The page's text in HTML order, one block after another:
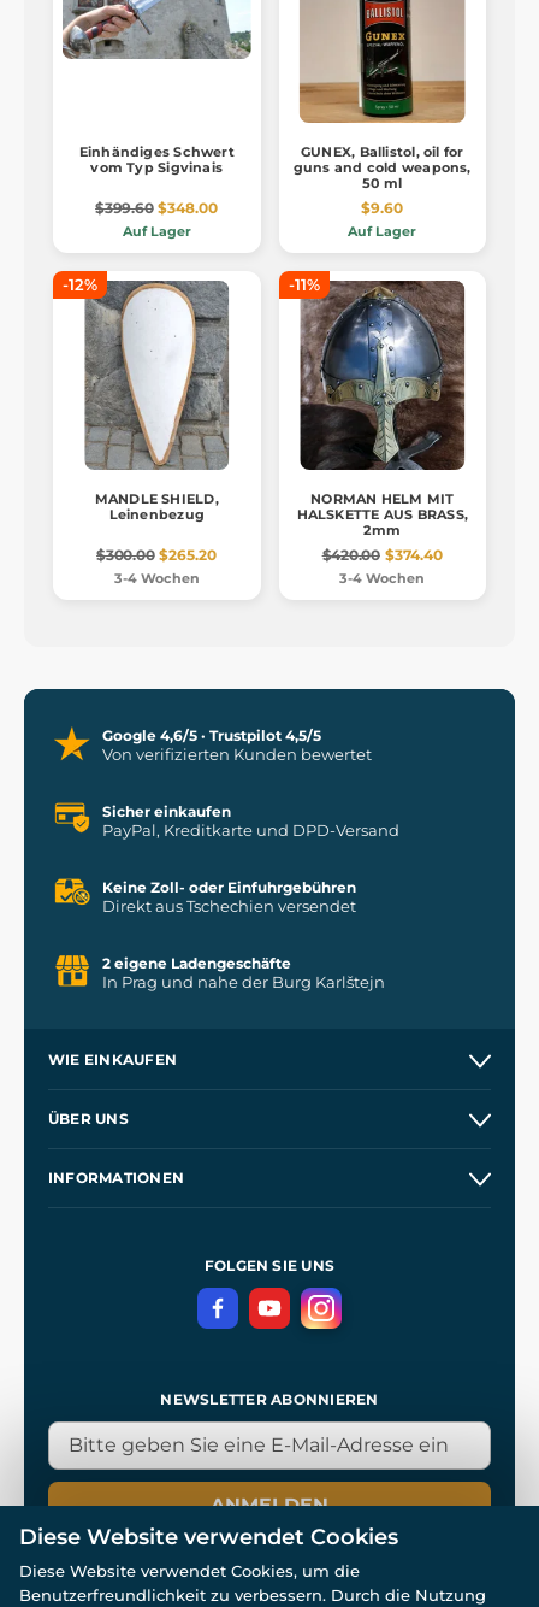
Einhändiges Schwert
vom Typ Sigvinais
$399.60 $348.00
Auf Lager
GUNEX, Ballistol, oil for
guns and cold weapons,
50 ml
$9.60
Auf Lager
-12%
MANDLE SHIELD,
Leinenbezug
$300.00 $265.20
3-4 Wochen
-11%
NORMAN HELM MIT
HALSKETTE AUS BRASS,
2mm
$420.00 $374.40
3-4 Wochen
Google 4,6/5 · Trustpilot 4,5/5
Von verifizierten Kunden bewertet
Sicher einkaufen
PayPal, Kreditkarte und DPD-Versand
Keine Zoll- oder Einfuhrgebühren
Direkt aus Tschechien versendet
2 eigene Ladengeschäfte
In Prag und nahe der Burg Karlštejn
WIE EINKAUFEN
Kontakt
ÜBER UNS
INFORMATIONEN
DatenschutzerklärungFOLGEN SIE UNS
NEWSLETTER ABONNIEREN
ANMELDEN
Diese Website verwendet Cookies
Diese Website verwendet Cookies, um die
Benutzerfreundlichkeit zu verbessern. Durch die Nutzung